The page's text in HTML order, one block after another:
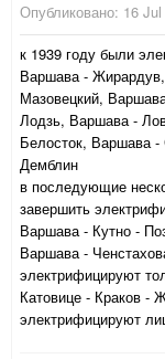
Опубликовано: 16
к 1939 году были
Варшава -
Мазовецкий,
Лодзь, Варшава -
Белосток, Варшава
Демблин
в последующие
завершить
Варшава - Кутно -
Варшава -
электрифицируют
Катовице - Краков -
электрифицируют